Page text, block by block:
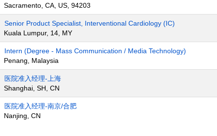
Sacramento, CA, US, 94203
Senior Product Specialist, Interventional Cardiology (IC)
Kuala Lumpur, 14, MY
Intern (Degree - Mass Communication / Media Technology)
Penang, Malaysia
医院准入经理-上海
Shanghai, SH, CN
医院准入经理-南京/合肥
Nanjing, CN